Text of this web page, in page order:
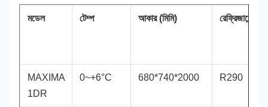
মডেল টেম্প আকার (মিমি) রেফ্রিজারেন্ট
MAXIMA
1DR
0~+6°C 680*740*2000 R290